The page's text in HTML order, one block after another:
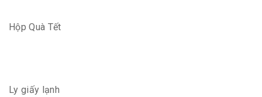
Hộp Quà Tết
Ly giấy lạnh